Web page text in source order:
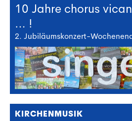
10 Jahre chorus
… !
2. Jubiläumskonzert-
KIRCHENMUSIK